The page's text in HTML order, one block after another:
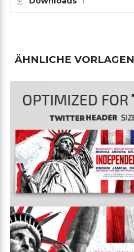
ÄHNLICHE VORLAGEN